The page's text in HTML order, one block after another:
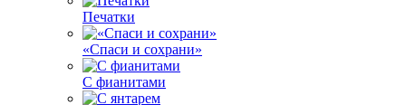
Печатки
«Спаси и сохрани»
С фианитами